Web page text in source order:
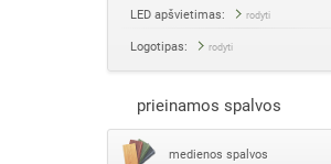
LED apšvietimas: rodyti
Logotipas: rodyti
prieinamos spalvos
medienos spalvos